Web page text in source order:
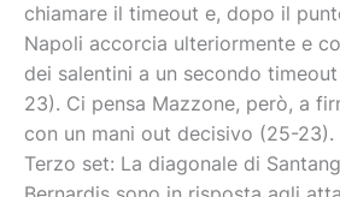
chiamare il timeout e, dopo il
Napoli accorcia ulteriormente e
dei salentini a un secondo
23). Ci pensa Mazzone, però, a
con un mani out decisivo (25-23).
Terzo set: La diagonale di